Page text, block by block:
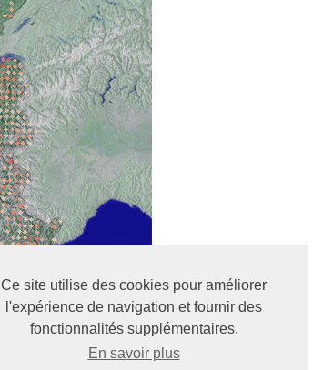
Ce site utilise des cookies pour améliorer
l'expérience de navigation et fournir des
fonctionnalités supplémentaires.
En savoir plus